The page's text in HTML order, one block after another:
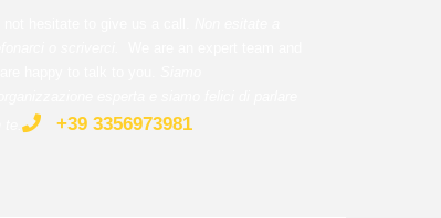
. +39 3356973981